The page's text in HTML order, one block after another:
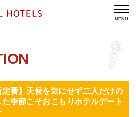
MENU
定番】天候を気にせず二人だけの
季節こそおこもりホテルデート